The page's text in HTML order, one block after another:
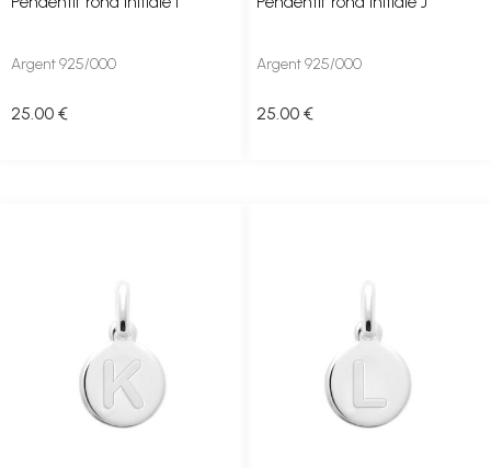
Argent 925/000
25 .00 €
Argent 925/000
25 .00 €